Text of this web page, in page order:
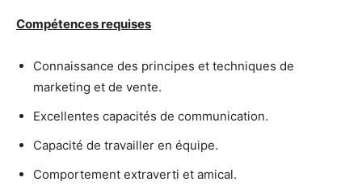
Compétences requises
Connaissance des principes et techniques de
marketing et de vente.
Excellentes capacités de communication.
Capacité de travailler en équipe.
Comportement extraverti et amical.